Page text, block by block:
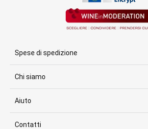
Spese di spedizione
Chi siamo
Aiuto
Contatti